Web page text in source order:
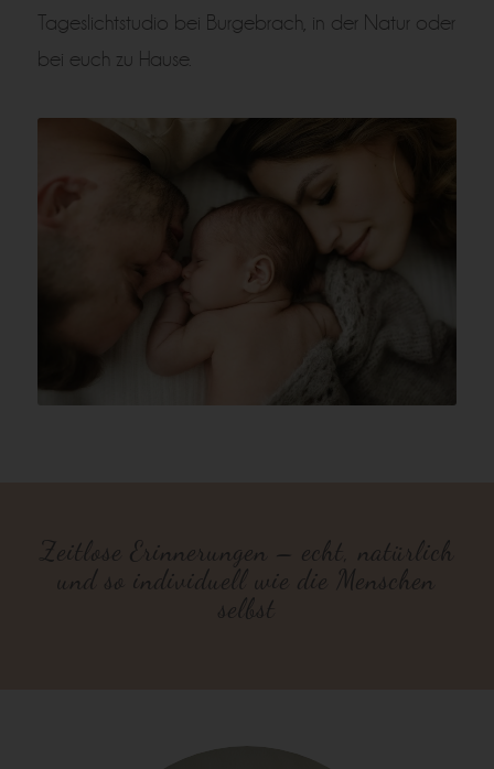
Tageslichtstudio bei Burgebrach, in der Natur oder
bei euch zu Hause.
Zeitlose Erinnerungen – echt, natürlich
und so individuell wie die Menschen
selbst